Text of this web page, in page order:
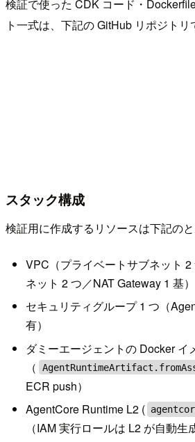
検証で使った CDK コード・
ト一式は、下記の GitHub リポジト
スタック構成
検証用に作成するリソースは下記のと
VPC（プライベートサブネット
ネット 2 つ／NAT Gateway 1 基）
セキュリティグループ 1 つ（
有）
ダミーエージェントの Docker イ
（
ECR push）
AgentCore Runtime L2 (
（IAM 実行ロールは L2 が自動生